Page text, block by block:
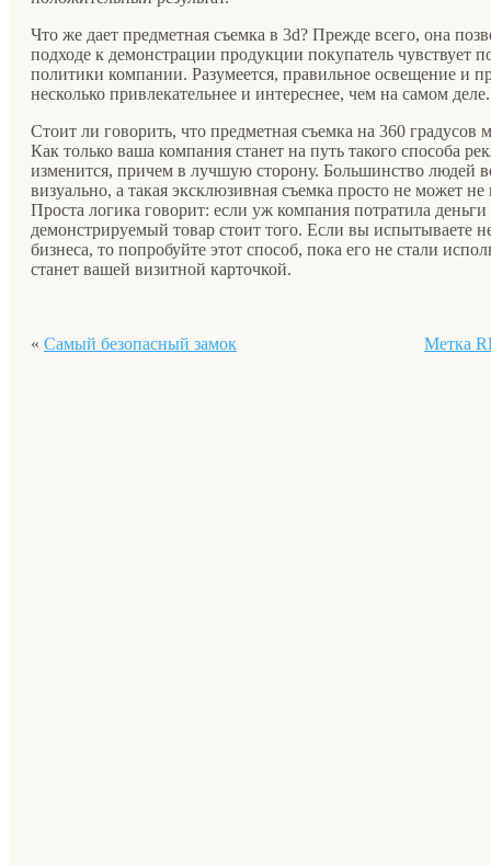
Что же дает предметная съемка в 3d? Прежде всего, она
подходе к демонстрации продукции покупатель чувствует
политики компании. Разумеется, правильное освещение и
несколько привлекательнее и интереснее, чем на самом
Стоит ли говорить, что предметная съемка на 360
Как только ваша компания станет на путь такого способа
изменится, причем в лучшую сторону. Большинство людей
визуально, а такая эксклюзивная съемка просто не может
Проста логика говорит: если уж компания потратила
демонстрируемый товар стоит того. Если вы испытываете
бизнеса, то попробуйте этот способ, пока его не стали
станет вашей визитной карточкой.
« Самый безопасный замок Метка